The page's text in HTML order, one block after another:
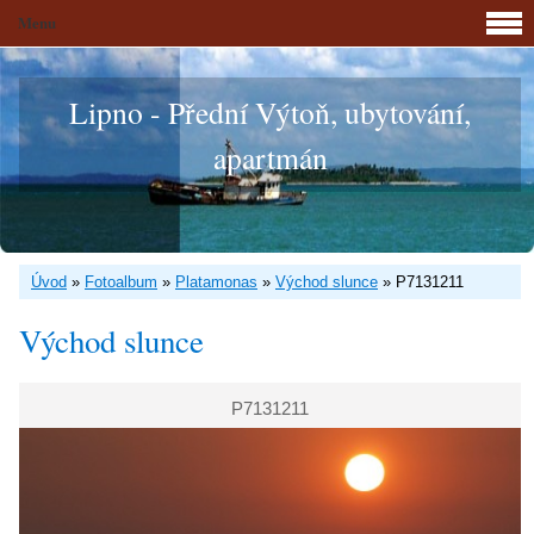
Lipno - Přední Výtoň, ubytování,
apartmán
Úvod » Fotoalbum » Platamonas » Východ slunce » P7131211
Východ slunce
P7131211
Menu